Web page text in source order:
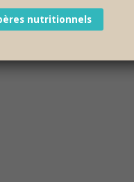
facile à réaliser – âge 8
nutritionnels